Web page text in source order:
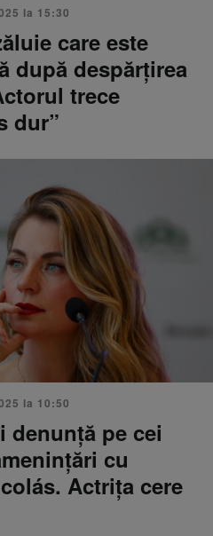
la 15:30
care este
după despărțirea
trece
dur”
la 10:50
denunță pe cei
cu
Actrița cere